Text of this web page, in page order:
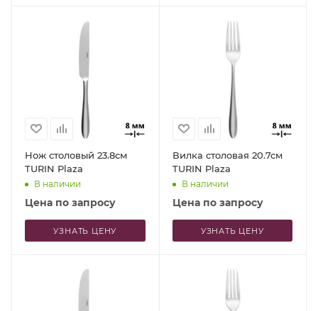
Нож столовый 23.8см
TURIN Plaza
В наличии
Цена по запросу
УЗНАТЬ ЦЕНУ
Вилка столовая 20.7см
TURIN Plaza
В наличии
Цена по запросу
УЗНАТЬ ЦЕНУ